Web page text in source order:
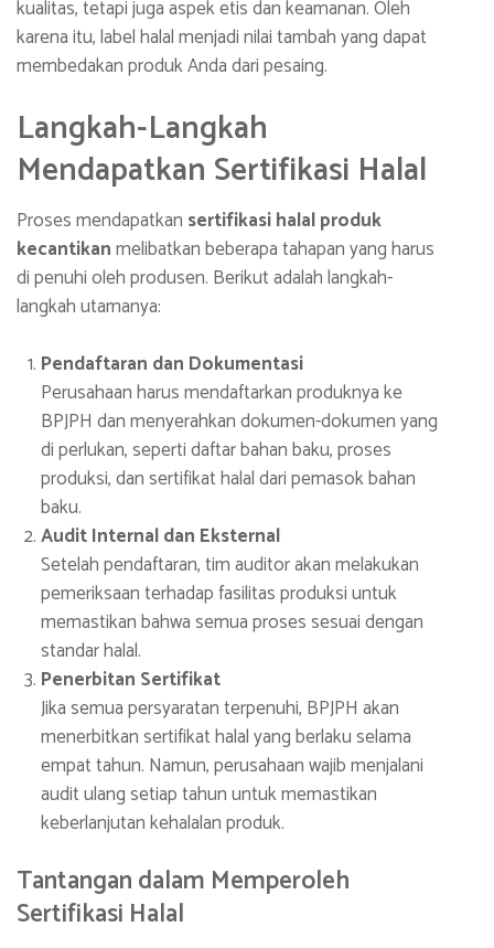
kualitas, tetapi juga aspek etis dan keamanan. Oleh
karena itu, label halal menjadi nilai tambah yang dapat
membedakan produk Anda dari pesaing.
Langkah-Langkah
Mendapatkan Sertifikasi Halal
Proses mendapatkan sertifikasi halal produk
kecantikanmelibatkan beberapa tahapan yang harus
di penuhi oleh produsen. Berikut adalah langkah-
langkah utamanya:
Pendaftaran dan Dokumentasi
Perusahaan harus mendaftarkan produknya ke
BPJPH dan menyerahkan dokumen-dokumen yang
di perlukan, seperti daftar bahan baku, proses
produksi, dan sertifikat halal dari pemasok bahan
baku.
Audit Internal dan Eksternal
Setelah pendaftaran, tim auditor akan melakukan
pemeriksaan terhadap fasilitas produksi untuk
memastikan bahwa semua proses sesuai dengan
standar halal.
Penerbitan Sertifikat
Jika semua persyaratan terpenuhi, BPJPH akan
menerbitkan sertifikat halal yang berlaku selama
empat tahun. Namun, perusahaan wajib menjalani
audit ulang setiap tahun untuk memastikan
keberlanjutan kehalalan produk.
Tantangan dalam Memperoleh
Sertifikasi Halal